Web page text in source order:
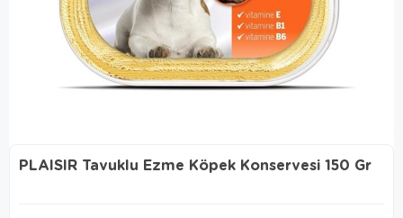
PLAISIR Tavuklu Ezme Köpek Konservesi 150 Gr